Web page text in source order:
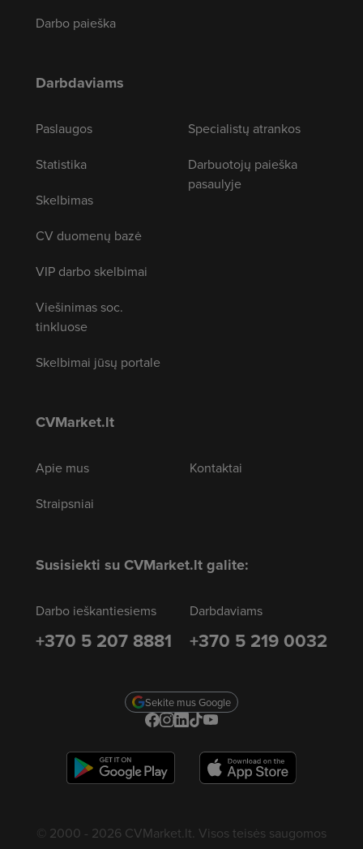
Darbo paieška
Darbdaviams
Paslaugos
Statistika
Skelbimas
CV duomenų bazė
VIP darbo skelbimai
Viešinimas soc.
tinkluose
Skelbimai jūsų portale
Specialistų atrankos
Darbuotojų paieška
pasaulyje
CVMarket.lt
Apie mus
Straipsniai
Kontaktai
Susisiekti su CVMarket.lt galite:
Darbo ieškantiesiems
+370 5 207 8881
Darbdaviams
+370 5 219 0032
Sekite mus Google
© 2000 - 2026 CVMarket.lt. Visos teisės saugomos